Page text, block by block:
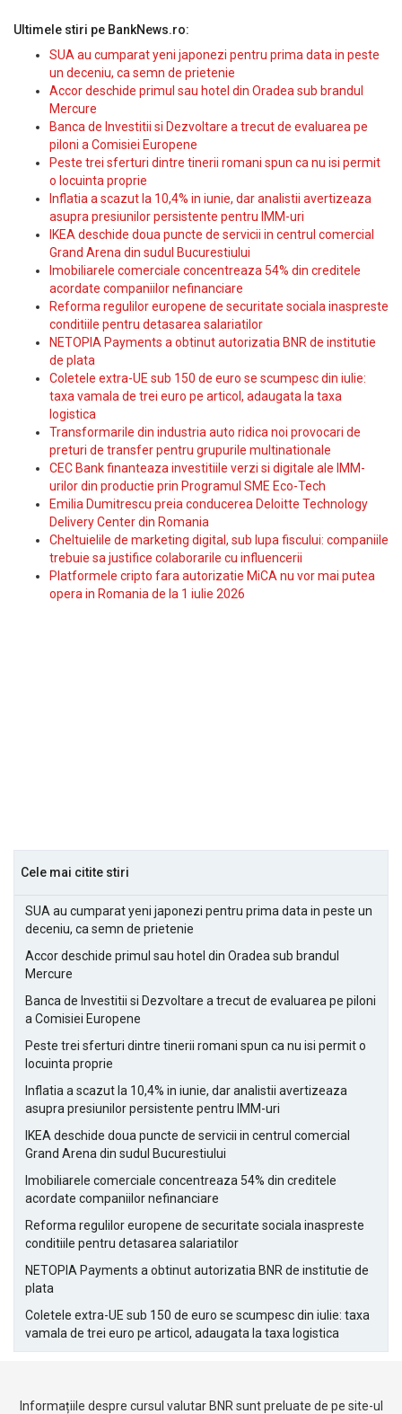
Ultimele stiri pe BankNews.ro:
SUA au cumparat yeni japonezi pentru prima data in peste
un deceniu, ca semn de prietenie
Accor deschide primul sau hotel din Oradea sub brandul
Mercure
Banca de Investitii si Dezvoltare a trecut de evaluarea pe
piloni a Comisiei Europene
Peste trei sferturi dintre tinerii romani spun ca nu isi permit
o locuinta proprie
Inflatia a scazut la 10,4% in iunie, dar analistii avertizeaza
asupra presiunilor persistente pentru IMM-uri
IKEA deschide doua puncte de servicii in centrul comercial
Grand Arena din sudul Bucurestiului
Imobiliarele comerciale concentreaza 54% din creditele
acordate companiilor nefinanciare
Reforma regulilor europene de securitate sociala inaspreste
conditiile pentru detasarea salariatilor
NETOPIA Payments a obtinut autorizatia BNR de institutie
de plata
Coletele extra-UE sub 150 de euro se scumpesc din iulie:
taxa vamala de trei euro pe articol, adaugata la taxa
logistica
Transformarile din industria auto ridica noi provocari de
preturi de transfer pentru grupurile multinationale
CEC Bank finanteaza investitiile verzi si digitale ale IMM-
urilor din productie prin Programul SME Eco-Tech
Emilia Dumitrescu preia conducerea Deloitte Technology
Delivery Center din Romania
Cheltuielile de marketing digital, sub lupa fiscului: companiile
trebuie sa justifice colaborarile cu influencerii
Platformele cripto fara autorizatie MiCA nu vor mai putea
opera in Romania de la 1 iulie 2026
Cele mai citite stiri
SUA au cumparat yeni japonezi pentru prima data in peste un
deceniu, ca semn de prietenie
Accor deschide primul sau hotel din Oradea sub brandul
Mercure
Banca de Investitii si Dezvoltare a trecut de evaluarea pe piloni
a Comisiei Europene
Peste trei sferturi dintre tinerii romani spun ca nu isi permit o
locuinta proprie
Inflatia a scazut la 10,4% in iunie, dar analistii avertizeaza
asupra presiunilor persistente pentru IMM-uri
IKEA deschide doua puncte de servicii in centrul comercial
Grand Arena din sudul Bucurestiului
Imobiliarele comerciale concentreaza 54% din creditele
acordate companiilor nefinanciare
Reforma regulilor europene de securitate sociala inaspreste
conditiile pentru detasarea salariatilor
NETOPIA Payments a obtinut autorizatia BNR de institutie de
plata
Coletele extra-UE sub 150 de euro se scumpesc din iulie: taxa
vamala de trei euro pe articol, adaugata la taxa logistica
Informațiile despre cursul valutar BNR sunt preluate de pe site-ul